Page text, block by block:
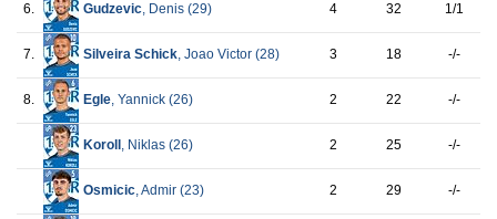
6. Gudzevic, Denis (29) 4 32 1/1
7. Silveira Schick, Joao Victor (28) 3 18 -/-
8. Egle, Yannick (26) 2 22 -/-
Koroll , Niklas (26) 2 25 -/-
Osmicic, Admir (23) 2 29 -/-